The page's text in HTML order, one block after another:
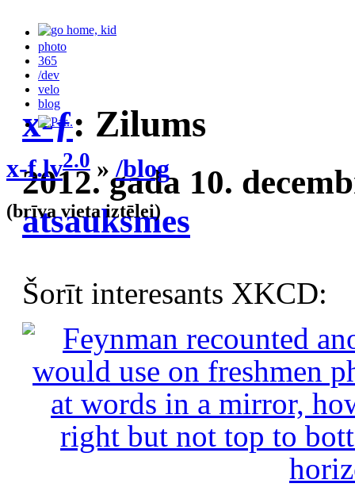
photo
365
/dev
velo
blog
x-f.lv2.0 » /blog
(brīva vieta iztēlei)
x-ƒ: Zilums
2012. gada 10.
atsauksmes
Šorīt interesants XKCD: